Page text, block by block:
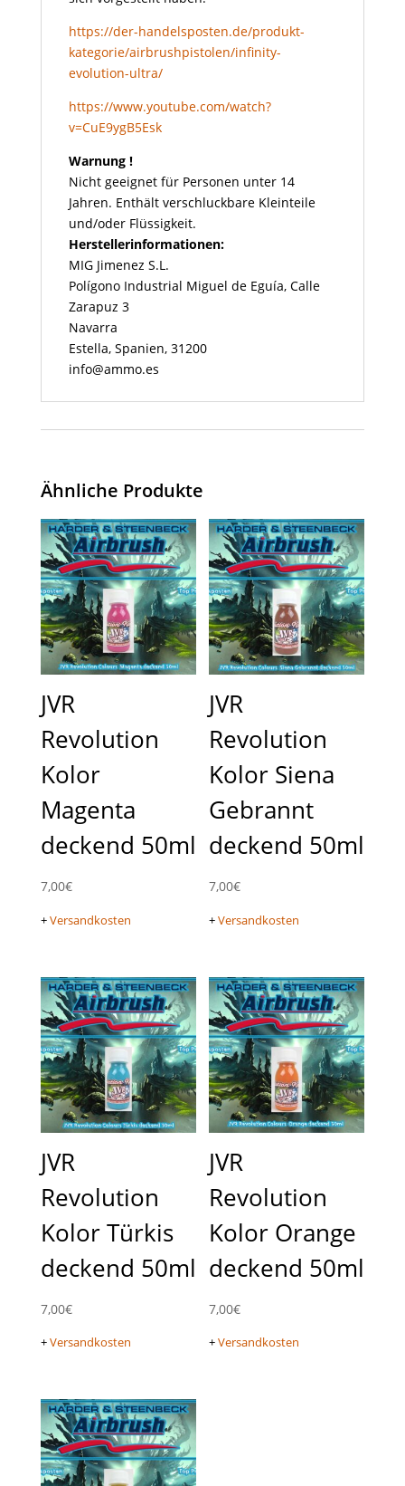
https://der-handelsposten.de/produkt-
kategorie/airbrushpistolen/infinity-
evolution-ultra/
https://www.youtube.com/watch?
v=CuE9ygB5Esk
Warnung !
Nicht geeignet für Personen unter 14
Jahren. Enthält verschluckbare Kleinteile
und/oder Flüssigkeit.
Herstellerinformationen:
MIG Jimenez S.L.
Polígono Industrial Miguel de Eguía, Calle
Zarapuz 3
Navarra
Estella, Spanien, 31200
info@ammo.es
Ähnliche Produkte
JVR
Revolution
Kolor
Magenta
deckend 50ml
7,00€
+Versandkosten
JVR
Revolution
Kolor Siena
Gebrannt
deckend 50ml
7,00€
+Versandkosten
JVR
Revolution
Kolor Türkis
deckend 50ml
7,00€
+Versandkosten
JVR
Revolution
Kolor Orange
deckend 50ml
7,00€
+Versandkosten